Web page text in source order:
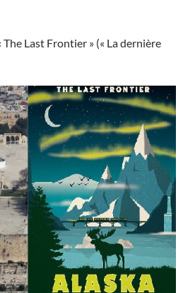
The Last Frontier » (« La dernière